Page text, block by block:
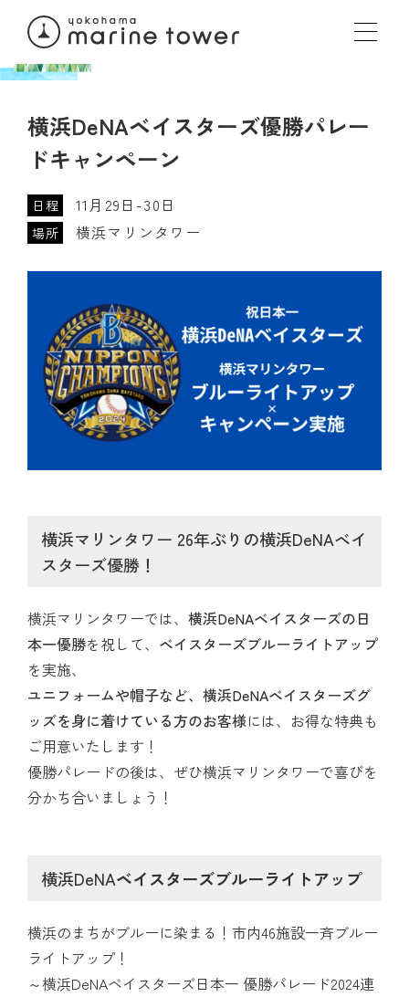
横浜DeNAベイスターズ優勝パレー
ドキャンペーン
日程 11月29日-30日
場所 横浜マリンタワー
横浜マリンタワー 26年ぶりの横浜DeNAベイ
スターズ優勝！
横浜マリンタワーでは、 横浜DeNAベイスターズの日
本一優勝を祝して、 ベイスターズブルーライトアップ
を実施、
ユニフォームや帽子など、横浜DeNAベイスターズグ
ッズを身に着けている方のお客様には、お得な特典も
ご用意いたします！
優勝パレードの後は、ぜひ横浜マリンタワーで喜びを
分かち合いましょう！
横浜DeNAベイスターズブルーライトアップ
横浜のまちがブルーに染まる！市内46施設一斉ブルー
ライトアップ！
～横浜DeNAベイスターズ日本一 優勝パレード2024連